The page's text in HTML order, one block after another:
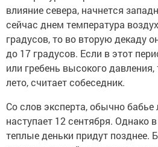
влияние севера, начнется
сейчас днем температура
градусов, то во вторую декаду
до 17 градусов. Если в этот
или гребень высокого давления,
лето, считает собеседник.
Со слов эксперта, обычно
наступает 12 сентября. Однако
теплые деньки придут позднее.